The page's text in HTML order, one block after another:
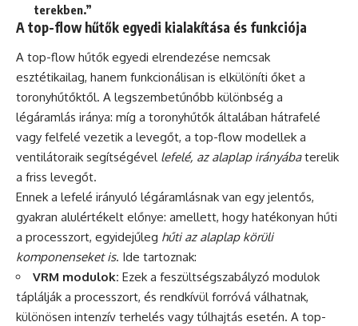
terekben.”
A top-flow hűtők egyedi kialakítása és funkciója
A top-flow hűtők egyedi elrendezése nemcsak
esztétikailag, hanem funkcionálisan is elkülöníti őket a
toronyhűtőktől. A legszembetűnőbb különbség a
légáramlás iránya: míg a toronyhűtők általában hátrafelé
vagy felfelé vezetik a levegőt, a top-flow modellek a
ventilátoraik segítségével lefelé, az alaplap irányábaterelik
a friss levegőt.
Ennek a lefelé irányuló légáramlásnak van egy jelentős,
gyakran alulértékelt előnye: amellett, hogy hatékonyan hűti
a processzort, egyidejűleg hűti az alaplap körüli
komponenseket is. Ide tartoznak:
VRM modulok: Ezek a feszültségszabályzó modulok
táplálják a processzort, és rendkívül forróvá válhatnak,
különösen intenzív terhelés vagy túlhajtás esetén. A top-